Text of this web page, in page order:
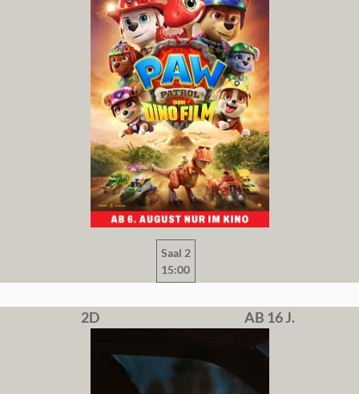
Saal 2
15:00
2D AB 16 J.